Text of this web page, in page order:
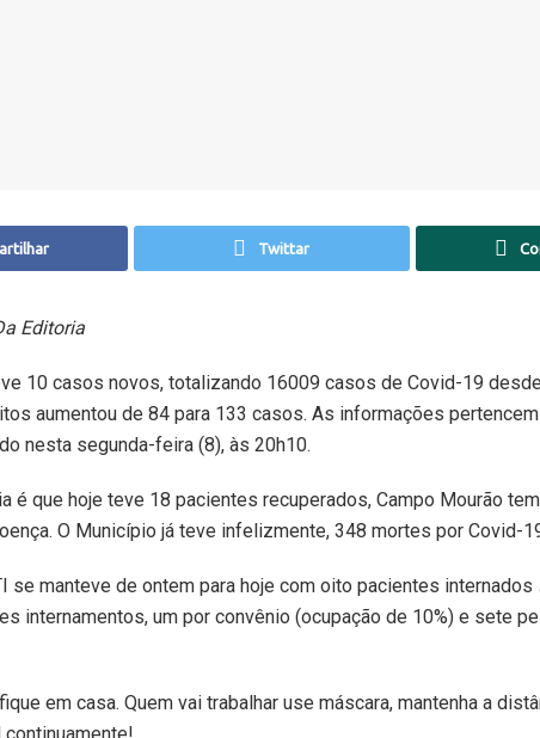
Twittar
Editoria
10 casos novos, totalizando 16009 casos de Covid-19
aumentou de 84 para 133 casos. As informações
nesta segunda-feira (8), às 20h10.
é que hoje teve 18 pacientes recuperados, Campo Mourão
O Município já teve infelizmente, 348 mortes por Covid-
se manteve de ontem para hoje com oito pacientes internados
internamentos, um por convênio (ocupação de 10%) e sete
em casa. Quem vai trabalhar use máscara, mantenha a